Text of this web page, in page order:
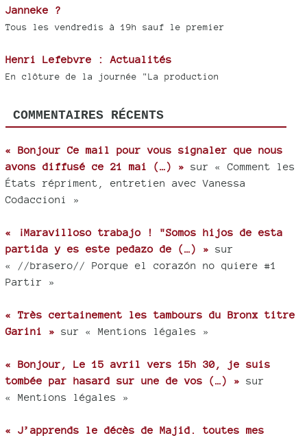
Janneke ?
Tous les vendredis à 19h sauf le premier
Henri Lefebvre : Actualités
En clôture de la journée "La production
COMMENTAIRES RÉCENTS
« Bonjour Ce mail pour vous signaler que nous
avons diffusé ce 21 mai (…) » sur « Comment les
États répriment, entretien avec Vanessa
Codaccioni »
« ¡Maravilloso trabajo ! "Somos hijos de esta
partida y es este pedazo de (…) » sur
« //brasero// Porque el corazón no quiere #1
Partir »
« Très certainement les tambours du Bronx titre
Garini » sur « Mentions légales »
« Bonjour, Le 15 avril vers 15h 30, je suis
tombée par hasard sur une de vos (…) » sur
« Mentions légales »
« J’apprends le décès de Majid. toutes mes